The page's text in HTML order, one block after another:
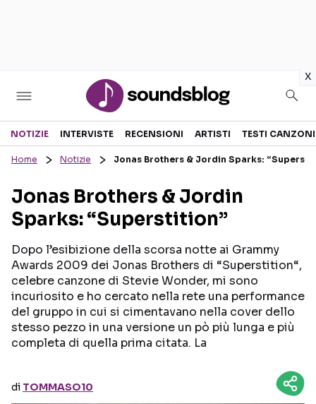
x
Sezioni
RECENSIONI MUSICALI
INTERVISTE
GOSSIP E CURIOSITÀ
TESTI CANZONI
TOUR ED EVENTI
TALENT SHOW
Seguici sui social
NOTIZIE INTERVISTE RECENSIONI ARTISTI TESTI CANZONI
Home Notizie Jonas Brothers & Jordin Sparks:
Jonas Brothers & Jordin
Sparks: “Superstition”
Dopo l’esibizione della scorsa notte ai Grammy
Awards 2009 dei Jonas Brothers di “Superstition“,
celebre canzone di Stevie Wonder, mi sono
incuriosito e ho cercato nella rete una performance
del gruppo in cui si cimentavano nella cover dello
stesso pezzo in una versione un pò più lunga e più
completa di quella prima citata. La
di TOMMASO10